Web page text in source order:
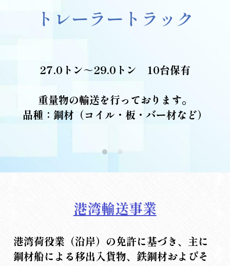
トレーラートラック
27.0トン～29.0トン　10台保有
重量物の輸送を行っております。
品種：鋼材（コイル・板・バー材など）
港湾輸送事業
港湾荷役業（沿岸）の免許に基づき、主に
鋼材船による移出入貨物、鉄鋼材およびそ